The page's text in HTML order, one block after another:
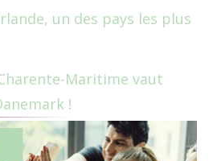
un des pays les plus
Maritime vaut
!